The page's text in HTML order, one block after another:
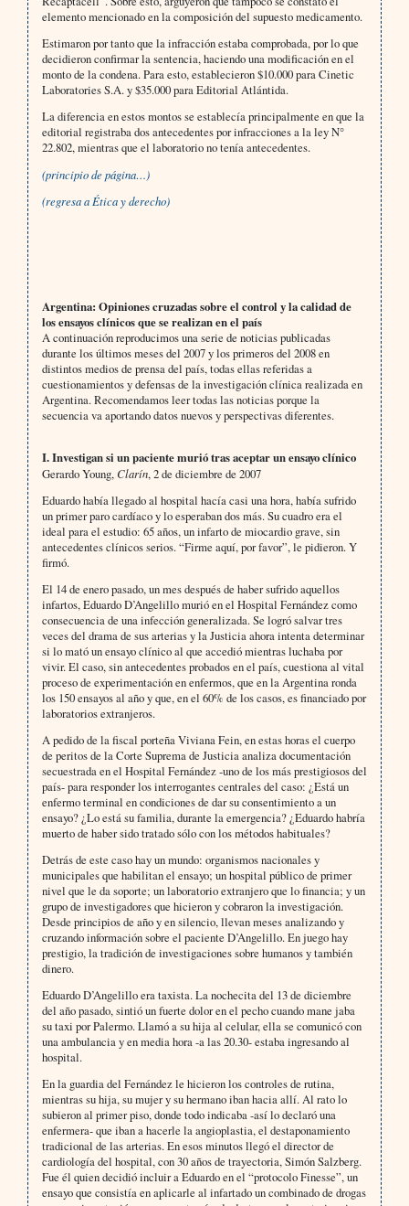
elemento mencionado en la composición del supuesto medicamento.
Estimaron por tanto que la infracción estaba comprobada, por lo que
decidieron confirmar la sentencia, haciendo una modificación en el
monto de la condena. Para esto, establecieron $10.000 para Cinetic
Laboratories S.A. y $35.000 para Editorial Atlántida.
La diferencia en estos montos se establecía principalmente en que la
editorial registraba dos antecedentes por infracciones a la ley N°
22.802, mientras que el laboratorio no tenía antecedentes.
(principio de página…)
(regresa a Ética y derecho)
Argentina: Opiniones cruzadas sobre el control y la calidad de
los ensayos clínicos que se realizan en el país
A continuación reproducimos una serie de noticias publicadas
durante los últimos meses del 2007 y los primeros del 2008 en
distintos medios de prensa del país, todas ellas referidas a
cuestionamientos y defensas de la investigación clínica realizada en
Argentina. Recomendamos leer todas las noticias porque la
secuencia va aportando datos nuevos y perspectivas diferentes.
I. Investigan si un paciente murió tras aceptar un ensayo clínico
Gerardo Young,Clarín, 2 de diciembre de 2007
Eduardo había llegado al hospital hacía casi una hora, había sufrido
un primer paro cardíaco y lo esperaban dos más. Su cuadro era el
ideal para el estudio: 65 años, un infarto de miocardio grave, sin
antecedentes clínicos serios. “Firme aquí, por favor”, le pidieron. Y
firmó.
El 14 de enero pasado, un mes después de haber sufrido aquellos
infartos, Eduardo D’Angelillo murió en el Hospital Fernández como
consecuencia de una infección generalizada. Se logró salvar tres
veces del drama de sus arterias y la Justicia ahora intenta determinar
si lo mató un ensayo clínico al que accedió mientras luchaba por
vivir. El caso, sin antecedentes probados en el país, cuestiona al vital
proceso de experimentación en enfermos, que en la Argentina ronda
los 150 ensayos al año y que, en el 60% de los casos, es financiado por
laboratorios extranjeros.
A pedido de la fiscal porteña Viviana Fein, en estas horas el cuerpo
de peritos de la Corte Suprema de Justicia analiza documentación
secuestrada en el Hospital Fernández -uno de los más prestigiosos del
país- para responder los interrogantes centrales del caso: ¿Está un
enfermo terminal en condiciones de dar su consentimiento a un
ensayo? ¿Lo está su familia, durante la emergencia? ¿Eduardo habría
muerto de haber sido tratado sólo con los métodos habituales?
Detrás de este caso hay un mundo: organismos nacionales y
municipales que habilitan el ensayo; un hospital público de primer
nivel que le da soporte; un laboratorio extranjero que lo financia; y un
grupo de investigadores que hicieron y cobraron la investigación.
Desde principios de año y en silencio, llevan meses analizando y
cruzando información sobre el paciente D’Angelillo. En juego hay
prestigio, la tradición de investigaciones sobre humanos y también
dinero.
Eduardo D’Angelillo era taxista. La nochecita del 13 de diciembre
del año pasado, sintió un fuerte dolor en el pecho cuando mane jaba
su taxi por Palermo. Llamó a su hija al celular, ella se comunicó con
una ambulancia y en media hora -a las 20.30- estaba ingresando al
hospital.
En la guardia del Fernández le hicieron los controles de rutina,
mientras su hija, su mujer y su hermano iban hacia allí. Al rato lo
subieron al primer piso, donde todo indicaba -así lo declaró una
enfermera- que iban a hacerle la angioplastia, el destaponamiento
tradicional de las arterias. En esos minutos llegó el director de
cardiología del hospital, con 30 años de trayectoria, Simón Salzberg.
Fue él quien decidió incluir a Eduardo en el “protocolo Finesse”, un
ensayo que consistía en aplicarle al infartado un combinado de drogas